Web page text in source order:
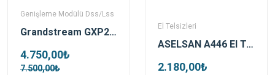
Genişleme Modülü Dss/Lss
Grandstream GXP2200EXT Genişleme Modülü
4.750,00₺
7.500,00₺
El Telsizleri
ASELSAN A446 El Telsizi (PMR) Pil Ve Şarj Dahil ( TEKLİ )
2.180,00₺